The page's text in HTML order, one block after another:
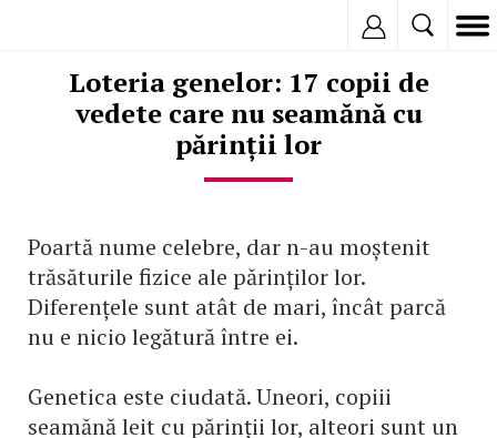
Loteria genelor: 17 copii de
vedete care nu seamănă cu
părinții lor
Poartă nume celebre, dar n-au moștenit
trăsăturile fizice ale părinților lor.
Diferențele sunt atât de mari, încât parcă
nu e nicio legătură între ei.
Genetica este ciudată. Uneori, copiii
seamănă leit cu părinții lor, alteori sunt un